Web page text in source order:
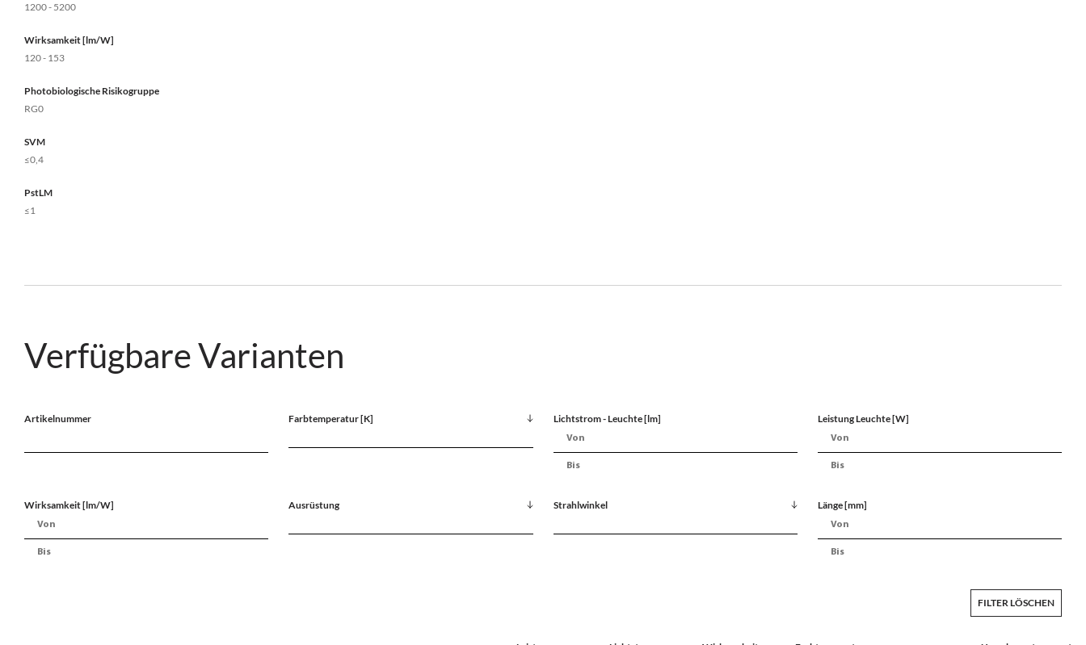
1200 - 5200
Wirksamkeit [lm/W]
120 - 153
Photobiologische Risikogruppe
RG0
SVM
≤0,4
PstLM
≤1
Verfügbare Varianten
Artikelnummer Farbtemperatur [K] Lichtstrom - Leuchte [lm] Leistung Leuchte [W]
Wirksamkeit [lm/W] Ausrüstung Strahlwinkel Länge [mm]
FILTER LÖSCHEN